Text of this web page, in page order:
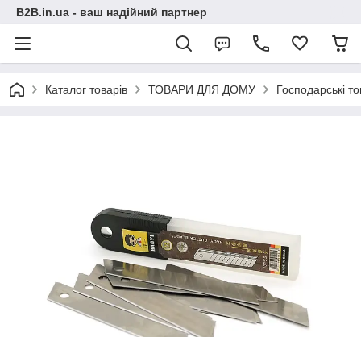
B2B.in.ua - ваш надійний партнер
Каталог товарів ТОВАРИ ДЛЯ ДОМУ Господарські